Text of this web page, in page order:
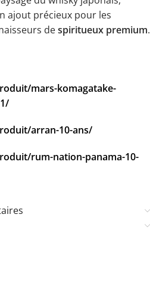
ajout précieux pour les
despiritueux premium.
mars-komagatake-
arran-10-ans/
rum-nation-panama-10-